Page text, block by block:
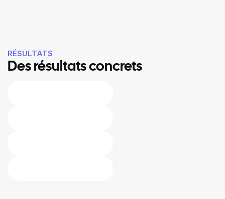
RÉSULTATS
Des résultats concrets